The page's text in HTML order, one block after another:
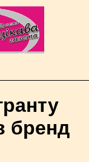
бренд